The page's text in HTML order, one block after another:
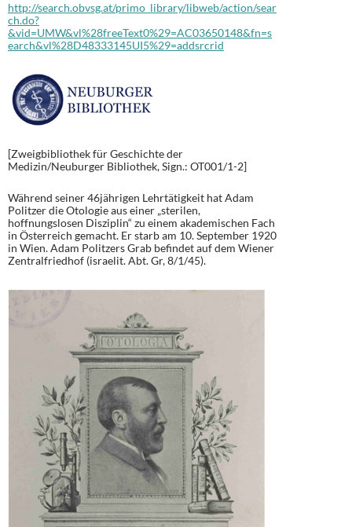
http://search.obvsg.at/primo_library/libweb/action/sear
ch.do?
&vid=UMW&vl%28freeText0%29=AC03650148&fn=s
earch&vl%28D48333145UI5%29=addsrcrid
[Zweigbibliothek für Geschichte der
Medizin/Neuburger Bibliothek, Sign.: OT001/1-2]
Während seiner 46jährigen Lehrtätigkeit hat Adam
Politzer die Otologie aus einer „sterilen,
hoffnungslosen Disziplin“ zu einem akademischen Fach
in Österreich gemacht. Er starb am 10. September 1920
in Wien. Adam Politzers Grab befindet auf dem Wiener
Zentralfriedhof (israelit. Abt. Gr, 8/1/45).